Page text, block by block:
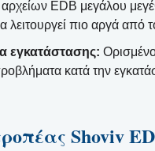
EDB μεγάλου
λειτουργεί πιο αργά από
εγκατάστασης:
κατά την
Shoviv